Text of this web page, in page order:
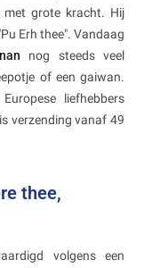
met grote kracht. Hij
Erh thee". Vandaag
nog steeds veel
of een gaiwan.
liefhebbers
verzending vanaf 49
thee,
volgens een